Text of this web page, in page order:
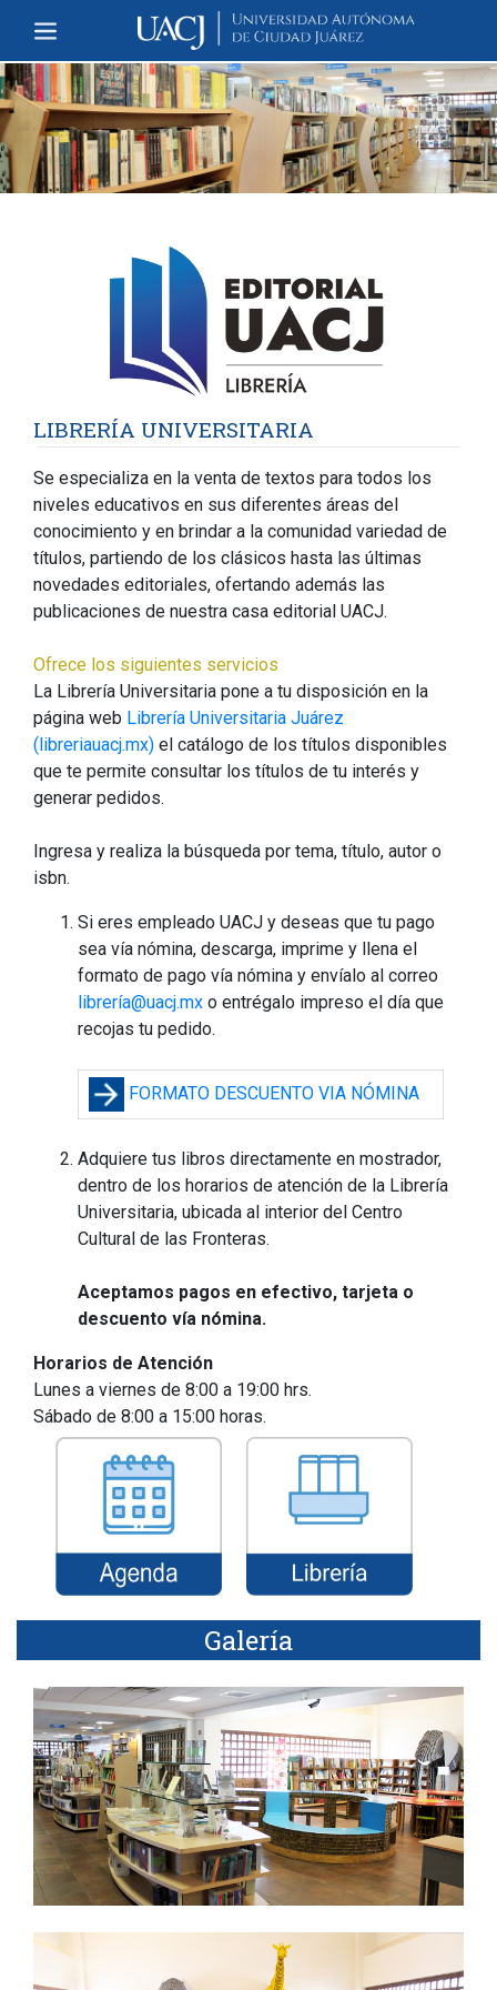
LIBRERÍA UNIVERSITARIA
Se especializa en la venta de textos para todos los
niveles educativos en sus diferentes áreas del
conocimiento y en brindar a la comunidad variedad de
títulos, partiendo de los clásicos hasta las últimas
novedades editoriales, ofertando además las
publicaciones de nuestra casa editorial UACJ.
Ofrece los siguientes servicios
La Librería Universitaria pone a tu disposición en la
página web Librería Universitaria Juárez
(libreriauacj.mx) el catálogo de los títulos disponibles
que te permite consultar los títulos de tu interés y
generar pedidos.
Ingresa y realiza la búsqueda por tema, título, autor o
isbn.
Si eres empleado UACJ y deseas que tu pago
sea vía nómina, descarga, imprime y llena el
formato de pago vía nómina y envíalo al correo
librería@uacj.mx o entrégalo impreso el día que
recojas tu pedido.
FORMATO DESCUENTO VIA NÓMINA
Adquiere tus libros directamente en mostrador,
dentro de los horarios de atención de la Librería
Universitaria, ubicada al interior del Centro
Cultural de las Fronteras.
Aceptamos pagos en efectivo, tarjeta o
descuento vía nómina.
Horarios de Atención
Lunes a viernes de 8:00 a 19:00 hrs.
Sábado de 8:00 a 15:00 horas.
Galería